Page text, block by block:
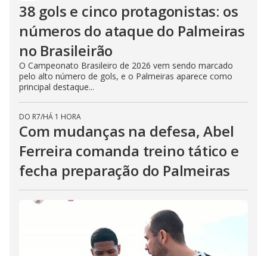
38 gols e cinco protagonistas: os
números do ataque do Palmeiras
no Brasileirão
O Campeonato Brasileiro de 2026 vem sendo marcado
pelo alto número de gols, e o Palmeiras aparece como
principal destaque...
DO R7/HÁ 1 HORA
Com mudanças na defesa, Abel
Ferreira comanda treino tático e
fecha preparação do Palmeiras